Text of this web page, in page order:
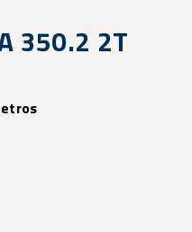
350.2 2T